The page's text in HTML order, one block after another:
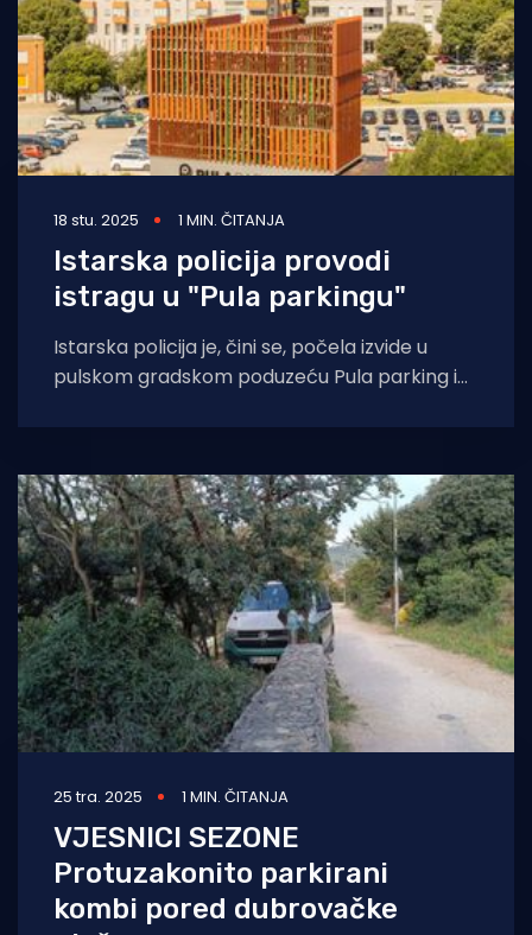
18 stu. 2025 1 MIN. ČITANJA
Istarska policija provodi
istragu u "Pula parkingu"
Istarska policija je, čini se, počela izvide u
pulskom gradskom poduzeću Pula parking i
25 tra. 2025 1 MIN. ČITANJA
VJESNICI SEZONE
Protuzakonito parkirani
kombi pored dubrovačke